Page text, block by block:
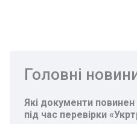
Головні
Які документи
під час перевірки